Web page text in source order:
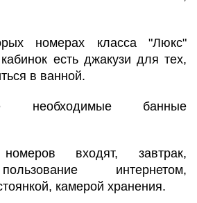
номерах класса "Люкс"
есть джакузи для тех,
в ванной.
необходимые банные
входят, завтрак,
интернетом,
камерой хранения.